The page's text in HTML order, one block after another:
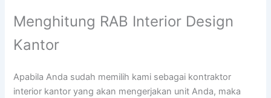
Menghitung RAB Interior Design
Kantor
Apabila Anda sudah memilih kami sebagai kontraktor
interior kantor yang akan mengerjakan unit Anda, maka